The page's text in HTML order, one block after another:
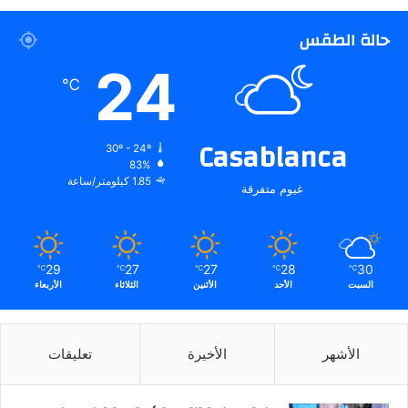
حالة الطقس
Casablanca
غيوم متفرقة
24
℃
30º - 24º
83%
1.85 كيلومتر/ساعة
30
℃
السبت
28
℃
الأحد
27
℃
الأثنين
27
℃
الثلاثاء
29
℃
الأربعاء
الأشهر الأخيرة تعليقات